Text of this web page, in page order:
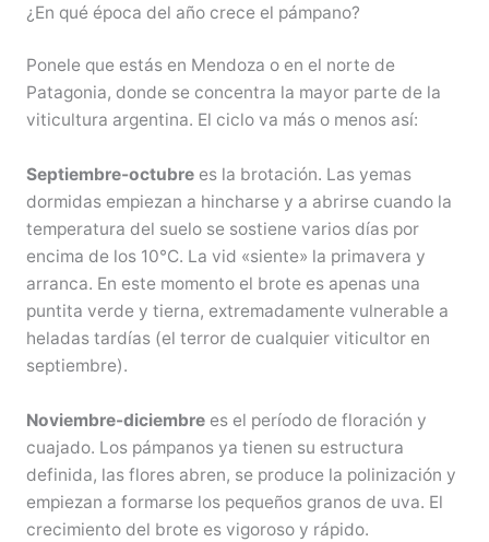
¿En qué época del año crece el pámpano?
Ponele que estás en Mendoza o en el norte de
Patagonia, donde se concentra la mayor parte de la
viticultura argentina. El ciclo va más o menos así:
Septiembre-octubrees la brotación. Las yemas
dormidas empiezan a hincharse y a abrirse cuando la
temperatura del suelo se sostiene varios días por
encima de los 10°C. La vid «siente» la primavera y
arranca. En este momento el brote es apenas una
puntita verde y tierna, extremadamente vulnerable a
heladas tardías (el terror de cualquier viticultor en
septiembre).
Noviembre-diciembrees el período de floración y
cuajado. Los pámpanos ya tienen su estructura
definida, las flores abren, se produce la polinización y
empiezan a formarse los pequeños granos de uva. El
crecimiento del brote es vigoroso y rápido.